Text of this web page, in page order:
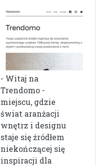
- Witaj na
Trendomo -
miejscu, gdzie
świat aranżacji
wnętrz i designu
staje się źródłem
niekończącej się
inspiracji dla